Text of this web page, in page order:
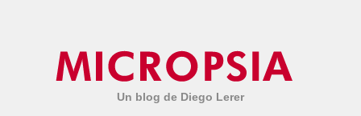
Un blog de Diego Lerer